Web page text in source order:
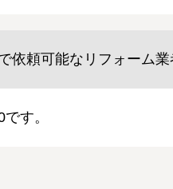
依頼可能なリフォーム
す。